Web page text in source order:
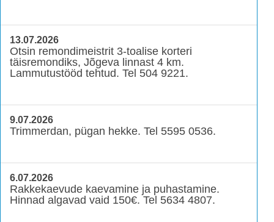
13.07.2026
Otsin remondimeistrit 3-toalise korteri
täisremondiks, Jõgeva linnast 4 km.
Lammutustööd tehtud. Tel 504 9221.
9.07.2026
Trimmerdan, pügan hekke. Tel 5595 0536.
6.07.2026
Rakkekaevude kaevamine ja puhastamine.
Hinnad algavad vaid 150€. Tel 5634 4807.